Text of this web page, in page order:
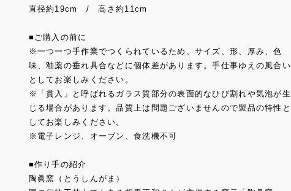
直径約19cm / 高さ約11cm
■ご購入の前に
※一つ一つ手作業でつくられているため、サイズ、形、厚み、色
味、釉薬の垂れ具合などに個体差があります。手仕事ゆえの風合い
としてお楽しみください。
※「貫入」と呼ばれるガラス質部分の表面的なひび割れや気泡が生
じる場合があります。品質上は問題ございませんので製品の特性と
してお楽しみください。
※電子レンジ、オーブン、食洗機不可
■作り手の紹介
陶眞窯（とうしんがま）